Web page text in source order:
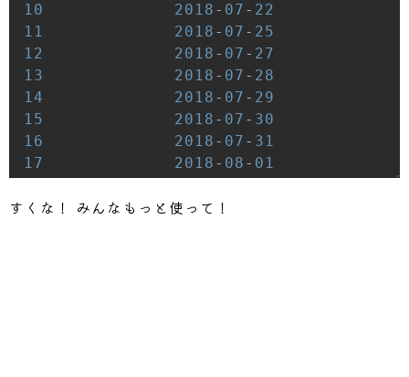
10
2018 - 07 - 22
11
2018 - 07 - 25
12
2018 - 07 - 27
13
2018 - 07 - 28
14
2018 - 07 - 29
15
2018 - 07 - 30
16
2018 - 07 - 31
17
2018 - 08 - 01
19
2018 -
すくな！ みんなもっと使って！